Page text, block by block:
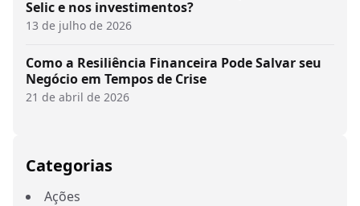
Selic e nos investimentos?
13 de julho de 2026
Como a Resiliência Financeira Pode Salvar seu
Negócio em Tempos de Crise
21 de abril de 2026
Categorias
Ações